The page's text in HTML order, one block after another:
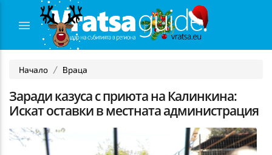
Начало Враца
Заради казуса с приюта на Калинкина:
Искат оставки в местната администрация